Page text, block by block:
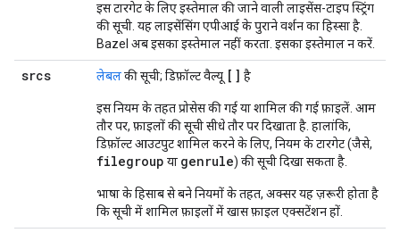
इस टारगेट के लिए इस्तेमाल की जाने वाली लाइसेंस-टाइप स्ट्रिंग
की सूची. यह लाइसेंसिंग एपीआई के पुराने वर्शन का हिस्सा है.
Bazel अब इसका इस्तेमाल नहीं करता. इसका इस्तेमाल न करें.
srcs लेबलकी सूची; डिफ़ॉल्ट वैल्यू [] है
इस नियम के तहत प्रोसेस की गई या शामिल की गई फ़ाइलें. आम
तौर पर, फ़ाइलों की सूची सीधे तौर पर दिखाता है. हालांकि,
डिफ़ॉल्ट आउटपुट शामिल करने के लिए, नियम के टारगेट (जैसे,
filegroup या genrule) की सूची दिखा सकता है.
भाषा के हिसाब से बने नियमों के तहत, अक्सर यह ज़रूरी होता है
कि सूची में शामिल फ़ाइलों में खास फ़ाइल एक्सटेंशन हों.